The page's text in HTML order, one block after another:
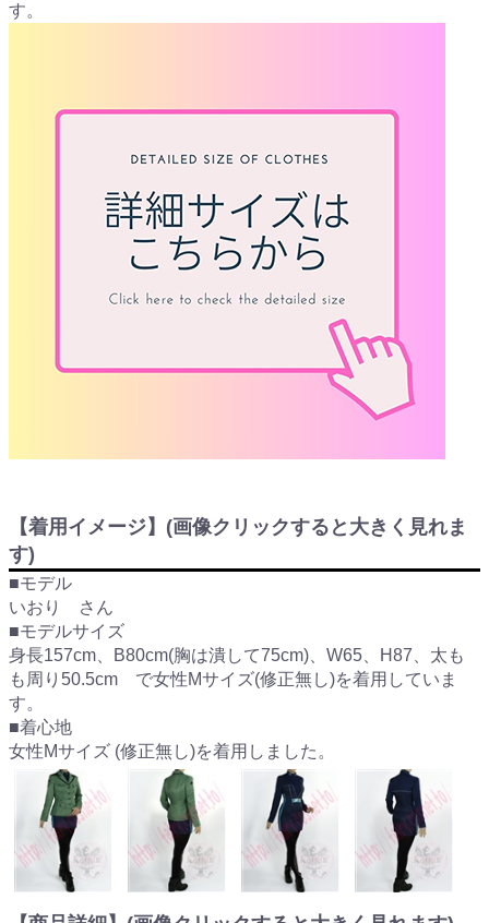
す。
【着用イメージ】(画像クリックすると大きく見れま
す)
■モデル
いおり さん
■モデルサイズ
身長157cm、B80cm(胸は潰して75cm)、W65、H87、太も
も周り50.5cm で女性Mサイズ(修正無し)を着用していま
す。
■着心地
女性Mサイズ (修正無し)を着用しました。